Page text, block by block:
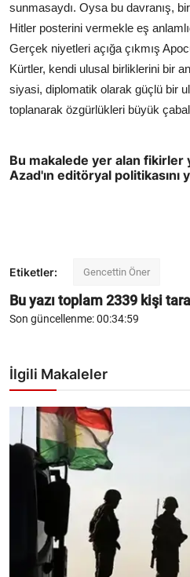
sunmasaydı. Oysa bu davranış,
Hitler posterini vermekle eş
Gerçek niyetleri açığa çıkmış
Kürtler, kendi ulusal birliklerini bir
siyasi, diplomatik olarak güçlü bir
toplanarak özgürlükleri büyük
Bu makalede yer alan fikirler
Azad'ın editöryal politikasını
Etiketler: Gencettin Öner
Bu yazı toplam2339 kişi
Son güncellenme: 00:34:59
İlgili Makaleler